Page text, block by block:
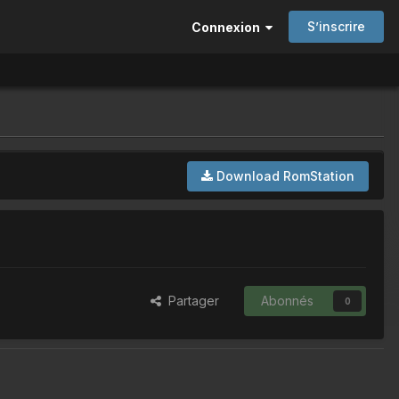
Connexion S’inscrire
Download RomStation
Partager Abonnés 0